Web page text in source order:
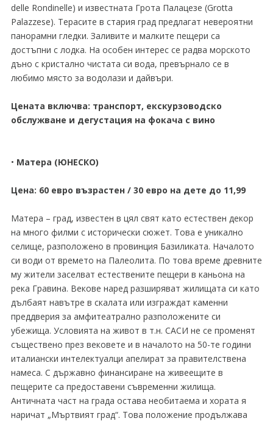
delle Rondinelle) и известната Грота Палацезе (Grotta
Palazzese). Терасите в стария град предлагат невероятни
панорамни гледки. Заливите и малките пещери са
достъпни с лодка. На особен интерес се радва морското
дъно с кристално чистата си вода, превърнало се в
любимо място за водолази и дайвъри.
Цената включва: транспорт, екскурзоводско
обслужване и дегустация на фокача с вино
• Матера (ЮНЕСКО)
Цена: 60 евро възрастен / 30 евро на дете до 11,99
Матера – град, известен в цял свят като естествен декор
на много филми с исторически сюжет. Това е уникално
селище, разположено в провинция Базиликата. Началото
си води от времето на Палеолита. По това време древните
му жители заселват естествените пещери в каньона на
река Гравина. Векове наред разширяват жилищата си като
дълбаят навътре в скалата или изграждат каменни
преддверия за амфитеатрално разположените си
убежища. Условията на живот в т.н. САСИ не се променят
съществено през вековете и в началото на 50-те години
италиански интелектуалци апелират за правителствена
намеса. С държавно финансиране на живеещите в
пещерите са предоставени съвременни жилища.
Античната част на града остава необитаема и хората я
наричат „Мъртвият град“. Това положение продължава